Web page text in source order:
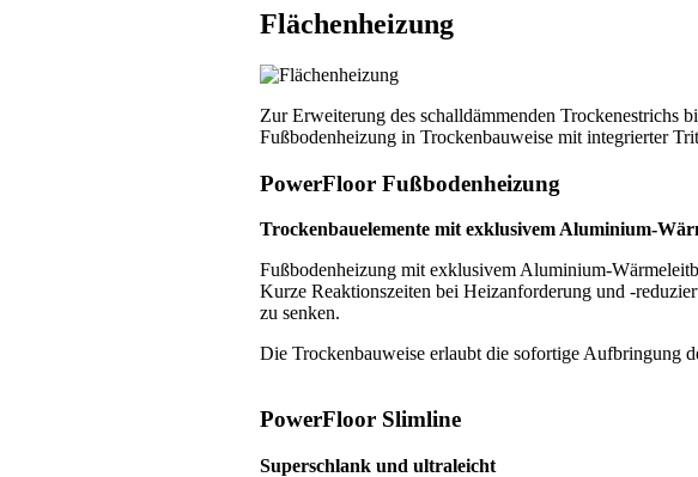
Flächenheizung
Zur Erweiterung des schalldämmenden Trockenestrichs
Fußbodenheizung in Trockenbauweise mit integrierter
PowerFloor Fußbodenheizung
Trockenbauelemente mit exklusivem Aluminium-
Fußbodenheizung mit exklusivem Aluminium-
Kurze Reaktionszeiten bei Heizanforderung und -
zu senken.
Die Trockenbauweise erlaubt die sofortige Aufbringung
PowerFloor Slimline
Superschlank und ultraleicht